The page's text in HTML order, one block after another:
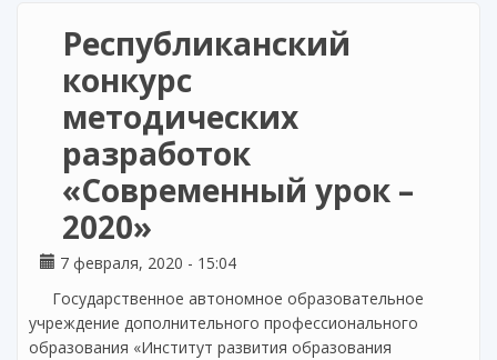
Республиканский
конкурс
методических
разработок
«Современный урок –
2020»
7 февраля, 2020 - 15:04
Государственное автономное образовательное
учреждение дополнительного профессионального
образования «Институт развития образования